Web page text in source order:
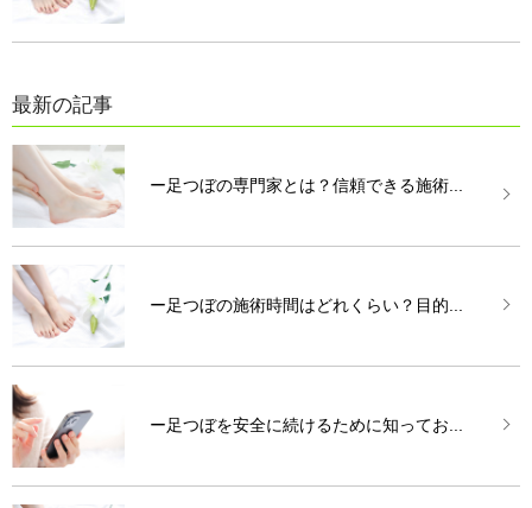
最新の記事
ー足つぼの専門家とは？信頼できる施術...
ー足つぼの施術時間はどれくらい？目的...
ー足つぼを安全に続けるために知ってお...